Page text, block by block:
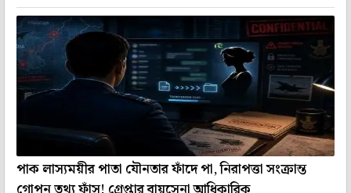
পাক লাস্যময়ীর পাতা যৌনতার ফাঁদে পা, নিরাপত্তা সংক্রান্ত